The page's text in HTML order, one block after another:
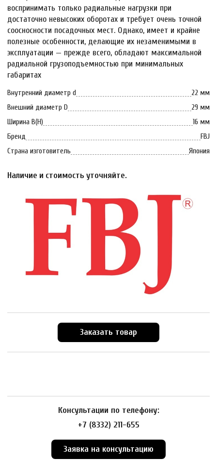
воспринимать только радиальные нагрузки при
достаточно невысоких оборотах и требует очень точной
соосносности посадочных мест. Однако, имеет и крайне
полезные особенности, делающие их незаменимыми в
эксплуатации — прежде всего, обладают максимальной
радиальной грузоподъемностью при минимальных
габаритах
Внутренний диаметр d
22 мм
Внешний диаметр D
29 мм
Ширина B(H)
16 мм
Бренд
FBJ
Страна изготовитель
Япония
Наличие и стоимость уточняйте.
Заказать товар
Консультации по телефону:
+7 (8332) 211-655
Заявка на консультацию